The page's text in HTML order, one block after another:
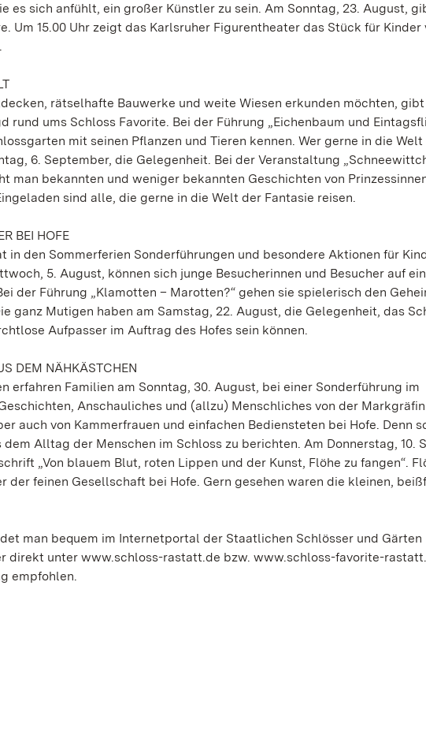
es sich anfühlt, ein großer Künstler zu sein. Am Sonntag, 23. August,
Um 15.00 Uhr zeigt das Karlsruher Figurentheater das Stück für Kinder
rätselhafte Bauwerke und weite Wiesen erkunden möchten, gibt
rund ums Schloss Favorite. Bei der Führung „Eichenbaum und
mit seinen Pflanzen und Tieren kennen. Wer gerne in die
6. September, die Gelegenheit. Bei der Veranstaltung
man bekannten und weniger bekannten Geschichten von
sind alle, die gerne in die Welt der Fantasie reisen.
BEI HOFE
in den Sommerferien Sonderführungen und besondere Aktionen für
5. August, können sich junge Besucherinnen und Besucher auf
der Führung „Klamotten – Marotten?“ gehen sie spielerisch den
ganz Mutigen haben am Samstag, 22. August, die Gelegenheit, das
Aufpasser im Auftrag des Hofes sein können.
DEM NÄHKÄSTCHEN
erfahren Familien am Sonntag, 30. August, bei einer Sonderführung im
Anschauliches und (allzu) Menschliches von der
auch von Kammerfrauen und einfachen Bediensteten bei Hofe. Denn
Alltag der Menschen im Schloss zu berichten. Am Donnerstag, 10.
„Von blauem Blut, roten Lippen und der Kunst, Flöhe zu fangen“.
der feinen Gesellschaft bei Hofe. Gern gesehen waren die kleinen,
man bequem im Internetportal der Staatlichen Schlösser und Gärten
direkt unter www.schloss-rastatt.de bzw. www.schloss-favorite-
empfohlen.